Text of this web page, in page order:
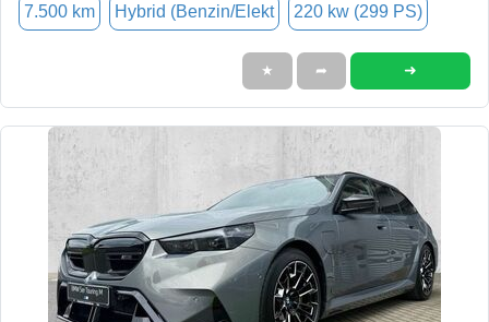
7.500 km Hybrid (Benzin/Elekt 220 kw (299 PS)
★ ➦ ➜